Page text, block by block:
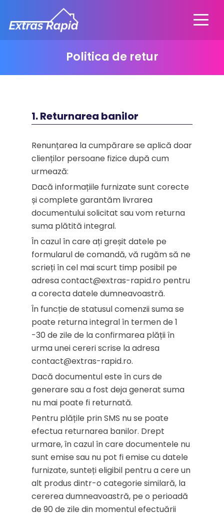
Politica de retur
1. Returnarea banilor
Renunțarea la cumpărare se aplică doar
clienților persoane fizice după cum
urmează:
Dacă informațiile furnizate sunt corecte
și complete garantăm livrarea
documentului solicitat sau vom returna
suma plătită integral.
În cazul în care ați greșit datele pe
formularul de comandă, vă rugăm să ne
scrieți în cel mai scurt timp posibil pe
adresa contact@extras-rapid.ro pentru
a corecta datele dumneavoastră.
În funcție de statusul comenzii suma se
poate returna integral în termen de 1
-30 de zile de la confirmarea plății în
urma unei cereri scrise la adresa
contact@extras-rapid.ro.
Dacă documentul este în curs de
generare sau a fost deja generat suma
nu mai poate fi returnată.
Pentru plățile prin SMS nu se poate
efectua returnarea banilor. Drept
urmare, în cazul în care documentele nu
sunt emise sau nu pot fi emise cu datele
furnizate, sunteți eligibil pentru a cere un
alt produs dintr-o categorie similară, la
cererea dumneavoastră, pe o perioadă
de 90 de zile din momentul efectuării